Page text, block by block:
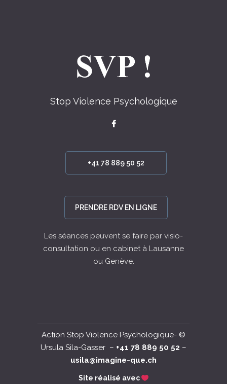
Stop Violence Psychologique
+41 78 889 50 52
PRENDRE RDV EN LIGNE
Les séances peuvent se faire par visio-
consultation ou en cabinet à Lausanne
ou Genève.
Action Stop Violence Psychologique- ©
Ursula Sila-Gasser – +41 78 889 50 52 –
usila@imagine-que.ch
Site réalisé avec